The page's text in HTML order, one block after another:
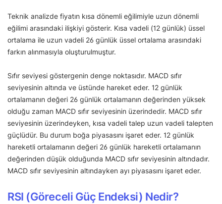
Teknik analizde fiyatın kısa dönemli eğilimiyle uzun dönemli
eğilimi arasındaki ilişkiyi gösterir. Kısa vadeli (12 günlük) üssel
ortalama ile uzun vadeli 26 günlük üssel ortalama arasındaki
farkın alınmasıyla oluşturulmuştur.
Sıfır seviyesi göstergenin denge noktasıdır. MACD sıfır
seviyesinin altında ve üstünde hareket eder. 12 günlük
ortalamanın değeri 26 günlük ortalamanın değerinden yüksek
olduğu zaman MACD sıfır seviyesinin üzerindedir. MACD sıfır
seviyesinin üzerindeyken, kısa vadeli talep uzun vadeli talepten
güçlüdür. Bu durum boğa piyasasını işaret eder. 12 günlük
hareketli ortalamanın değeri 26 günlük hareketli ortalamanın
değerinden düşük olduğunda MACD sıfır seviyesinin altındadır.
MACD sıfır seviyesinin altındayken ayı piyasasını işaret eder.
RSI (Göreceli Güç Endeksi) Nedir?